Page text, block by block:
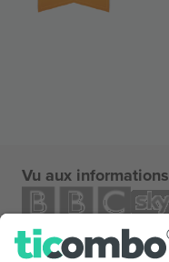
Vu aux informations